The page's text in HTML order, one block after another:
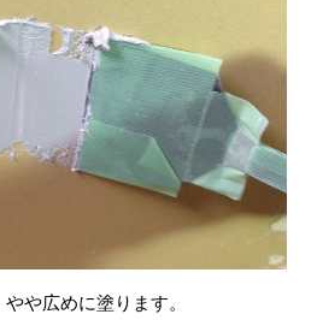
や広めに塗ります。